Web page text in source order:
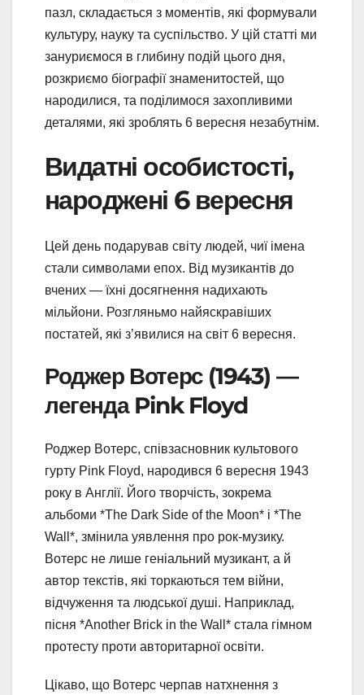
пазл, складається з моментів, які формували
культуру, науку та суспільство. У цій статті ми
зануриємося в глибину подій цього дня,
розкриємо біографії знаменитостей, що
народилися, та поділимося захопливими
деталями, які зроблять 6 вересня незабутнім.
Видатні особистості,
народжені 6 вересня
Цей день подарував світу людей, чиї імена
стали символами епох. Від музикантів до
вчених — їхні досягнення надихають
мільйони. Розгляньмо найяскравіших
постатей, які з’явилися на світ 6 вересня.
Роджер Вотерс (1943) —
легенда Pink Floyd
Роджер Вотерс, співзасновник культового
гурту Pink Floyd, народився 6 вересня 1943
року в Англії. Його творчість, зокрема
альбоми *The Dark Side of the Moon* і *The
Wall*, змінила уявлення про рок-музику.
Вотерс не лише геніальний музикант, а й
автор текстів, які торкаються тем війни,
відчуження та людської душі. Наприклад,
пісня *Another Brick in the Wall* стала гімном
протесту проти авторитарної освіти.
Цікаво, що Вотерс черпав натхнення з